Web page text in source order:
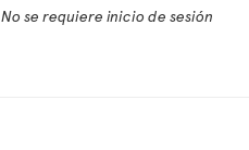
No se requiere inicio de sesión